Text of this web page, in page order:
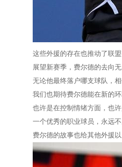
这些外援的存在也推动了联
展望新赛季，费尔德的去向
无论他最终落户哪支球队，
我们也期待费尔德能在新的
也许是在控制情绪方面，也
一个优秀的职业球员，永远
费尔德的故事也给其他外援